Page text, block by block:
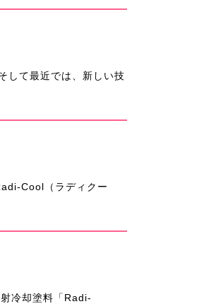
して最近では、新しい技
Cool（ラディクー
冷却塗料「Radi-